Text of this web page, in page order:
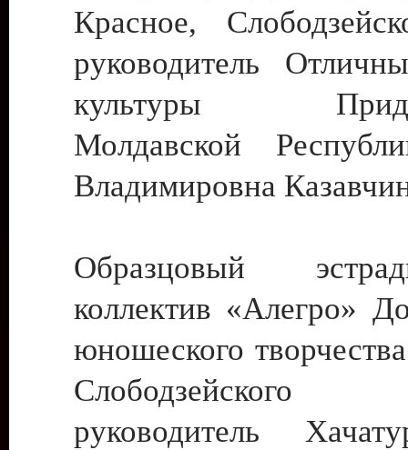
Красное,
руководитель
культуры
Молдавской
Владимировна
Образцовый
коллектив «Алегро»
юношеского
руководитель